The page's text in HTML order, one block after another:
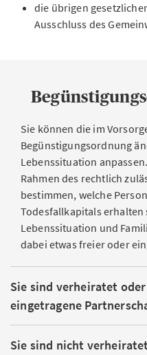
die übrigen
Ausschluss des
Sie können die im
Begünstigungsordnung
Lebenssituation
Rahmen des rechtlich
bestimmen, welche
Todesfallkapitals erhalten
Lebenssituation und
dabei etwas freier oder
Sie sind verheiratet
eingetragene
Sie sind nicht